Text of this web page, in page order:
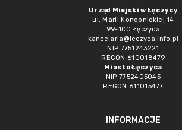
Urząd Miejski w Łęczycy
ul. Marii Konopnickiej 14
99-100 Łęczyca
kancelaria@leczyca.info.pl
NIP 7751243221
REGON 610018479
Miasto Łęczyca
NIP 7752405045
REGON 611015477
INFORMACJE